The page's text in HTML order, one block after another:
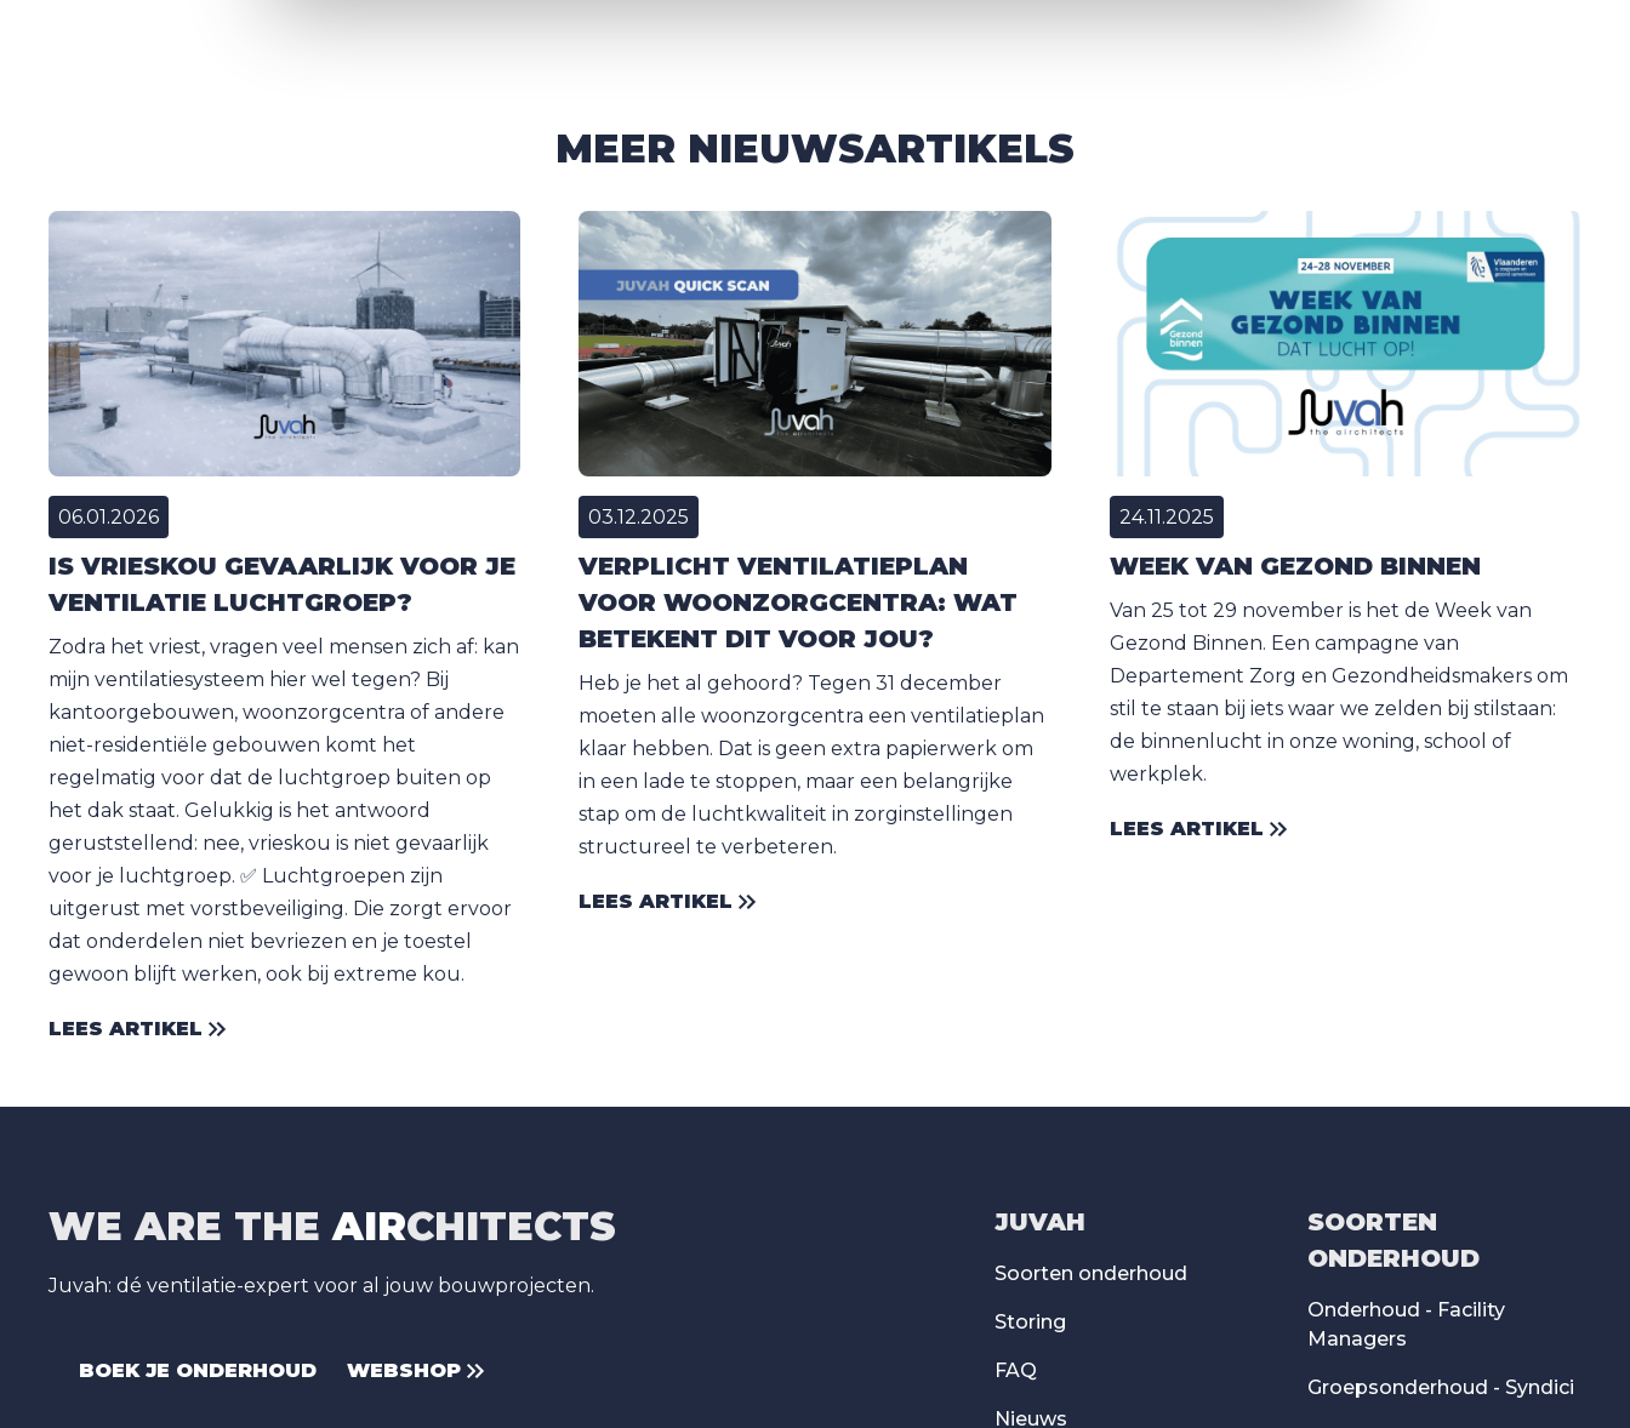
MEER NIEUWSARTIKELS
06.01.2026
IS VRIESKOU GEVAARLIJK VOOR JE
VENTILATIE LUCHTGROEP?
Zodra het vriest, vragen veel mensen zich af: kan
mijn ventilatiesysteem hier wel tegen? Bij
kantoorgebouwen, woonzorgcentra of andere
niet-residentiële gebouwen komt het
regelmatig voor dat de luchtgroep buiten op
het dak staat. Gelukkig is het antwoord
geruststellend: nee, vrieskou is niet gevaarlijk
voor je luchtgroep. ✅ Luchtgroepen zijn
uitgerust met vorstbeveiliging. Die zorgt ervoor
dat onderdelen niet bevriezen en je toestel
gewoon blijft werken, ook bij extreme kou.
LEES ARTIKEL
03.12.2025
VERPLICHT VENTILATIEPLAN
VOOR WOONZORGCENTRA: WAT
BETEKENT DIT VOOR JOU?
Heb je het al gehoord? Tegen 31 december
moeten alle woonzorgcentra een ventilatieplan
klaar hebben. Dat is geen extra papierwerk om
in een lade te stoppen, maar een belangrijke
stap om de luchtkwaliteit in zorginstellingen
structureel te verbeteren.
LEES ARTIKEL
24.11.2025
WEEK VAN GEZOND BINNEN
Van 25 tot 29 november is het de Week van
Gezond Binnen. Een campagne van
Departement Zorg en Gezondheidsmakers om
stil te staan bij iets waar we zelden bij stilstaan:
de binnenlucht in onze woning, school of
werkplek.
LEES ARTIKEL
WE ARE THEAIRCHITECTS
Juvah: dé ventilatie-expert voor al jouw bouwprojecten.
BOEK JE ONDERHOUD WEBSHOP
JUVAH
Soorten onderhoud
Storing
FAQ
Nieuws
SOORTEN
ONDERHOUD
Onderhoud - Facility
Managers
Groepsonderhoud - Syndici